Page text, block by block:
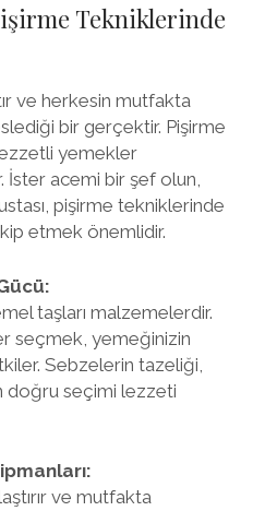
Tekniklerinde
ve herkesin mutfakta
bir gerçektir. Pişirme
yemekler
İster acemi bir şef olun,
pişirme tekniklerinde
etmek önemlidir.
taşları malzemelerdir.
seçmek, yemeğinizin
Sebzelerin tazeliği,
doğru seçimi lezzeti
ve mutfakta